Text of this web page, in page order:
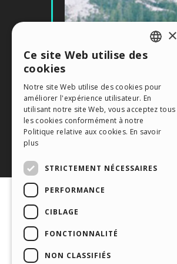
ENGLISH
GERMAN
SPANISH
×
Ce site Web utilise des
cookies
Notre site Web utilise des cookies pour
améliorer l'expérience utilisateur. En
utilisant notre site Web, vous acceptez tous
les cookies conformément à notre
Politique relative aux cookies. En savoir
plus
STRICTEMENT NÉCESSAIRES
PERFORMANCE
CIBLAGE
FONCTIONNALITÉ
NON CLASSIFIÉS